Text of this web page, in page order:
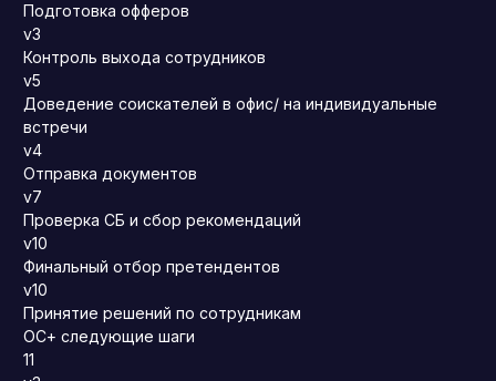
Подготовка офферов
v3
Контроль выхода сотрудников
v5
Доведение соискателей в офис/ на индивидуальные
встречи
v4
Отправка документов
v7
Проверка СБ и сбор рекомендаций
v10
Финальный отбор претендентов
v10
Принятие решений по сотрудникам
ОС+ следующие шаги
11